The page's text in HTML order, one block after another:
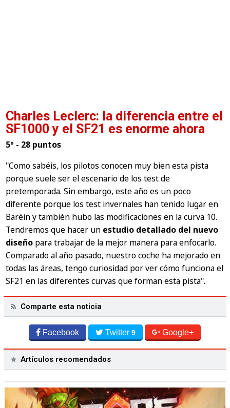
Charles Leclerc: la diferencia entre el
SF1000 y el SF21 es enorme ahora
5º - 28 puntos
"Como sabéis, los pilotos conocen muy bien esta pista
porque suele ser el escenario de los test de
pretemporada. Sin embargo, este año es un poco
diferente porque los test invernales han tenido lugar en
Baréin y también hubo las modificaciones en la curva 10.
Tendremos que hacer un estudio detallado del nuevo
diseño para trabajar de la mejor manera para enfocarlo.
Comparado al año pasado, nuestro coche ha mejorado en
todas las áreas, tengo curiosidad por ver cómo funciona el
SF21 en las diferentes curvas que forman esta pista".
Comparte esta noticia
Facebook Twitter9 Google+
Artículos recomendados